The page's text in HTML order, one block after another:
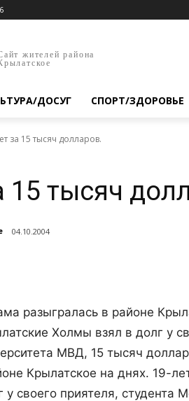
жителей района
ДОСУГ СПОРТ/ЗДОРОВЬЕ
за 15 тысяч долларов.
15 тысяч
04.10.2004
разыгралась в районе
Холмы взял в долг у
МВД, 15 тысяч
Крылатское на днях. 19-
своего приятеля, студента